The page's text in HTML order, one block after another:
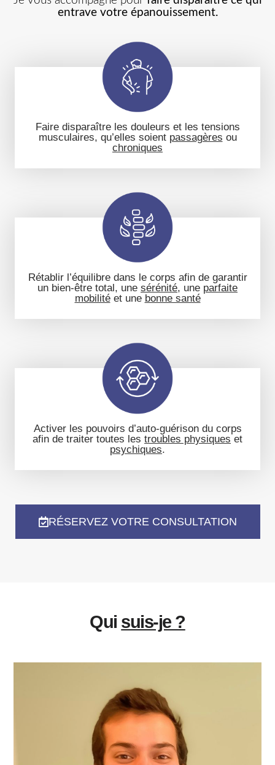
entrave votre épanouissement.
Faire disparaître les douleurs et les tensions
musculaires, qu’elles soient passagères ou
chroniques
Rétablir l’équilibre dans le corps afin de garantir
un bien-être total , une sérénité, une parfaite
mobilitéet une bonne santé
Activer les pouvoirs d’auto-guérison du corps
afin de traiter toutes les troubles physiques et
psychiques.
RÉSERVEZ VOTRE CONSULTATION
Qui suis-je ?